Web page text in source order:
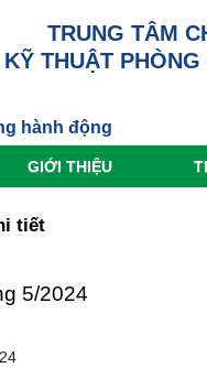
TRUNG TÂM
THUẬT
hành động
GIỚI THIỆU
tiết
5/2024